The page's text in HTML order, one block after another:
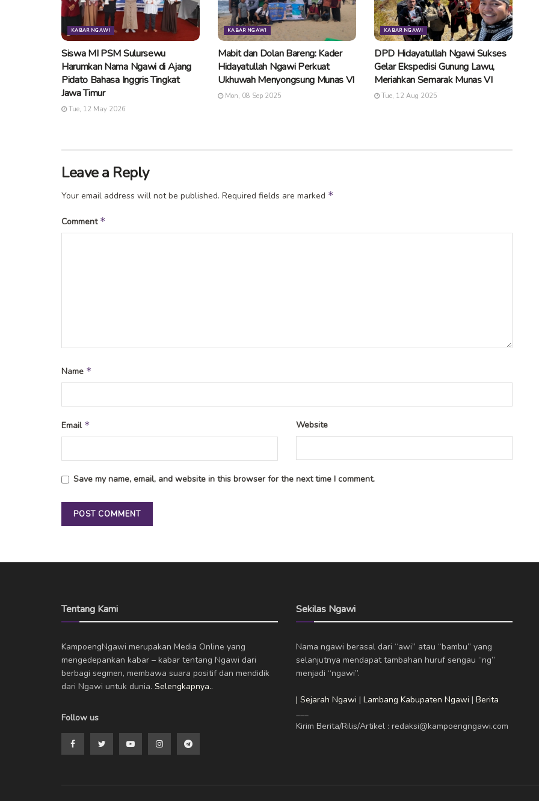
KABAR NGAWI
Siswa MI PSM Sulursewu
Harumkan Nama Ngawi di Ajang
Pidato Bahasa Inggris Tingkat
Jawa Timur
Tue, 12 May 2026
KABAR NGAWI
Mabit dan Dolan Bareng: Kader
Hidayatullah Ngawi Perkuat
Ukhuwah Menyongsung Munas VI
Mon, 08 Sep 2025
KABAR NGAWI
DPD Hidayatullah Ngawi Sukses
Gelar Ekspedisi Gunung Lawu,
Meriahkan Semarak Munas VI
Tue, 12 Aug 2025
Leave a Reply
Your email address will not be published. Required fields are marked *
Comment *
Name *
Email * Website
Save my name, email, and website in this browser for the next time I comment.
Tentang Kami
KampoengNgawi merupakan Media Online yang
mengedepankan kabar – kabar tentang Ngawi dari
berbagi segmen, membawa suara positif dan mendidik
dari Ngawi untuk dunia. Selengkapnya..
Follow us
Sekilas Ngawi
Nama ngawi berasal dari “awi” atau “bambu” yang
selanjutnya mendapat tambahan huruf sengau “ng”
menjadi “ngawi”.
| Sejarah Ngawi | Lambang Kabupaten Ngawi | Berita
___
Kirim Berita/Rilis/Artikel : redaksi@kampoengngawi.com